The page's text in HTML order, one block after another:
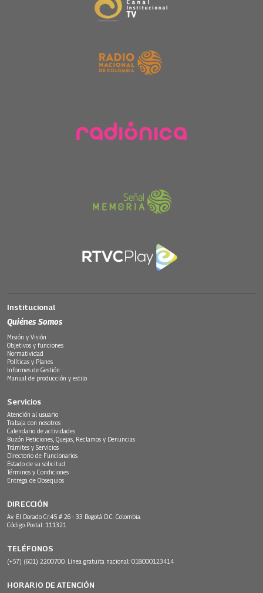
Institucional
Quiénes Somos
Misión y Visión
Objetivos y funciones
Normatividad
Políticas y Planes
Informes de Gestión
Manual de producción y estilo
Servicios
Atención al usuario
Trabaja con nosotros
Calendario de actividades
Buzón Peticiones, Quejas, Reclamos y Denuncias
Trámites y Servicios
Directorio de Funcionarios
Estado de su solicitud
Términos y Condiciones
Entrega de Obsequios
DIRECCIÓN
Av. El Dorado Cr.45 # 26 - 33 Bogotá D.C. Colombia.
Código Postal: 111321
TELÉFONOS
(+57) (601) 2200700. Línea gratuita nacional: 018000123414
HORARIO DE ATENCIÓN